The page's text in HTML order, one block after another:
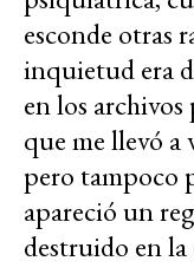
esconde otras
inquietud era
en los
que me llevó a
pero tampoco
apareció un
destruido en la